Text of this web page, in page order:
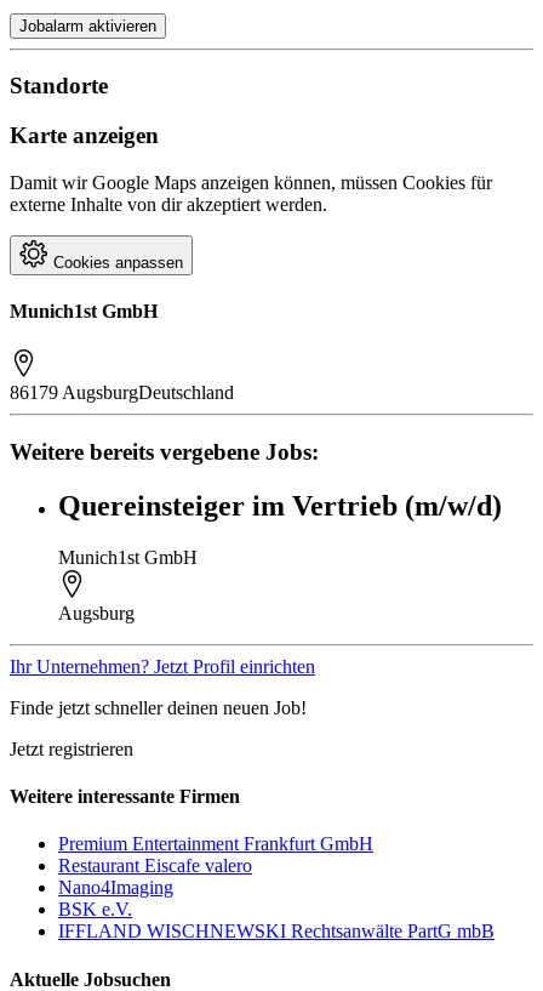
Jobalarm aktivieren
Standorte
Karte anzeigen
Damit wir Google Maps anzeigen können, müssen Cookies für
externe Inhalte von dir akzeptiert werden.
Cookies anpassen
Munich1st GmbH
86179 AugsburgDeutschland
Weitere bereits vergebene Jobs:
Quereinsteiger im Vertrieb (m/w/d)
Munich1st GmbH
Augsburg
Ihr Unternehmen? Jetzt Profil einrichten
Finde jetzt schneller deinen neuen Job!
Jetzt registrieren
Weitere interessante Firmen
Premium Entertainment Frankfurt GmbH
Restaurant Eiscafe valero
Nano4Imaging
BSK e.V.
IFFLAND WISCHNEWSKI Rechtsanwälte PartG mbB
Aktuelle Jobsuchen